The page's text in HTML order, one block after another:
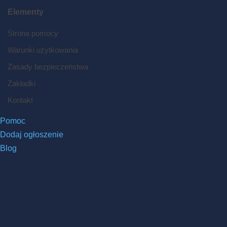
Elementy
Strona pomocy
Warunki użytkowania
Zasady bezpieczeństwa
Zakładki
Kontakt
Pomoc
Dodaj ogłoszenie
Blog